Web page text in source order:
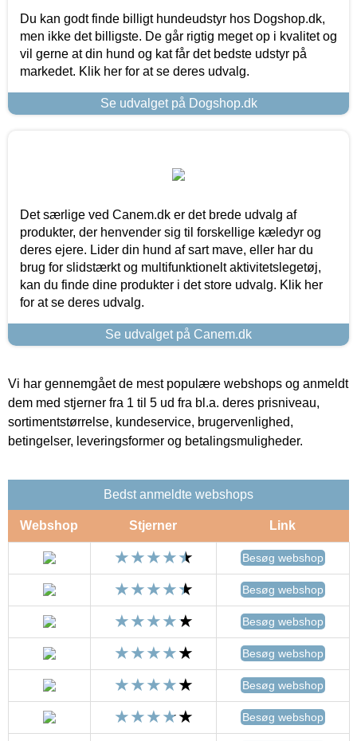
Du kan godt finde billigt hundeudstyr hos Dogshop.dk,
men ikke det billigste. De går rigtig meget op i kvalitet og
vil gerne at din hund og kat får det bedste udstyr på
markedet. Klik her for at se deres udvalg.
Se udvalget på Dogshop.dk
Det særlige ved Canem.dk er det brede udvalg af
produkter, der henvender sig til forskellige kæledyr og
deres ejere. Lider din hund af sart mave, eller har du
brug for slidstærkt og multifunktionelt aktivitetslegetøj,
kan du finde dine produkter i det store udvalg. Klik her
for at se deres udvalg.
Se udvalget på Canem.dk
Vi har gennemgået de mest populære webshops og anmeldt
dem med stjerner fra 1 til 5 ud fra bl.a. deres prisniveau,
sortimentstørrelse, kundeservice, brugervenlighed,
betingelser, leveringsformer og betalingsmuligheder.
Bedst anmeldte webshops
Webshop Stjerner Link
Besøg webshop
Besøg webshop
Besøg webshop
Besøg webshop
Besøg webshop
Besøg webshop